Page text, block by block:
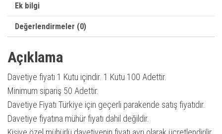
Düğün
/
Nikah
/
Nişan
Davetiyesi
adet
Ek bilgi
Değerlendirmeler (0)
Açıklama
Davetiye fiyatı 1 Kutu içindir. 1 Kutu 100 Adettir.
Minimum sipariş 50 Adettir.
Davetiye Fiyatı Türkiye için geçerli parakende satış fiyatıdır.
Davetiye fiyatına mühür fiyatı dahil değildir.